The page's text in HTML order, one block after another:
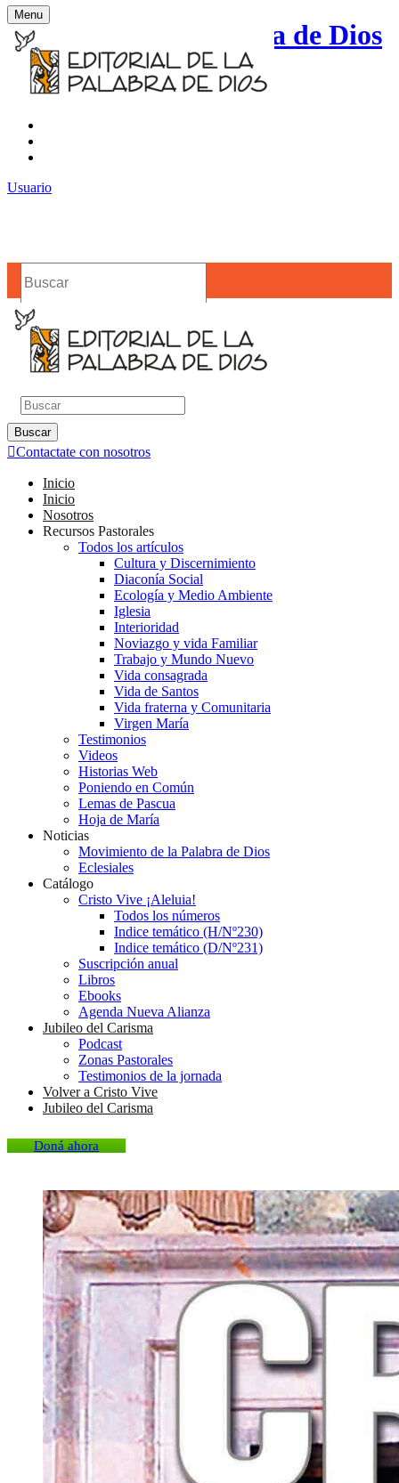
Editorial de la Palabra de Dios
Contacto
Noticias
Usuario
Menu
Buscar
Buscar
Contactate con nosotros
Inicio
Inicio
Nosotros
Recursos Pastorales
Todos los artículos
Cultura y Discernimiento
Diaconía Social
Ecología y Medio Ambiente
Iglesia
Interioridad
Noviazgo y vida Familiar
Trabajo y Mundo Nuevo
Vida consagrada
Vida de Santos
Vida fraterna y Comunitaria
Virgen María
Testimonios
Videos
Historias Web
Poniendo en Común
Lemas de Pascua
Hoja de María
Noticias
Movimiento de la Palabra de Dios
Eclesiales
Catálogo
Cristo Vive ¡Aleluia!
Todos los números
Indice temático (H/Nº230)
Indice temático (D/Nº231)
Suscripción anual
Libros
Ebooks
Agenda Nueva Alianza
Jubileo del Carisma
Podcast
Zonas Pastorales
Testimonios de la jornada
Volver a Cristo Vive
Jubileo del Carisma
Doná ahora